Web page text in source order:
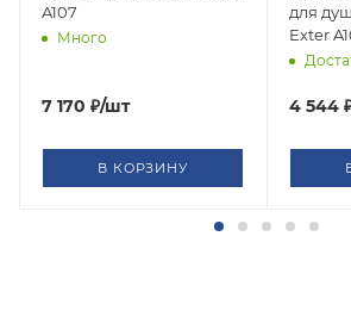
A107
Много
7 170 ₽/шт
В КОРЗИНУ
для
Exter
4 544